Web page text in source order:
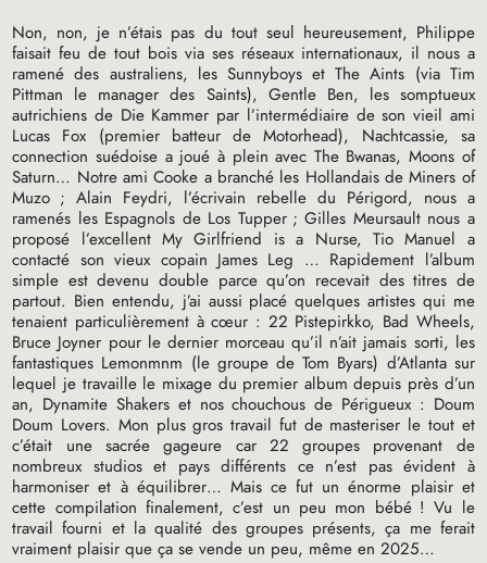
Non, non, je n’étais pas du tout seul heureusement, Philippe
faisait feu de tout bois via ses réseaux internationaux, il nous a
ramené des australiens, les Sunnyboys et The Aints (via Tim
Pittman le manager des Saints), Gentle Ben, les somptueux
autrichiens de Die Kammer par l’intermédiaire de son vieil ami
Lucas Fox (premier batteur de Motorhead), Nachtcassie, sa
connection suédoise a joué à plein avec The Bwanas, Moons of
Saturn… Notre ami Cooke a branché les Hollandais de Miners of
Muzo ; Alain Feydri, l’écrivain rebelle du Périgord, nous a
ramenés les Espagnols de Los Tupper ; Gilles Meursault nous a
proposé l’excellent My Girlfriend is a Nurse, Tio Manuel a
contacté son vieux copain James Leg … Rapidement l’album
simple est devenu double parce qu’on recevait des titres de
partout. Bien entendu, j’ai aussi placé quelques artistes qui me
tenaient particulièrement à cœur : 22 Pistepirkko, Bad Wheels,
Bruce Joyner pour le dernier morceau qu’il n’ait jamais sorti, les
fantastiques Lemonmnm (le groupe de Tom Byars) d’Atlanta sur
lequel je travaille le mixage du premier album depuis près d’un
an, Dynamite Shakers et nos chouchous de Périgueux : Doum
Doum Lovers. Mon plus gros travail fut de masteriser le tout et
c’était une sacrée gageure car 22 groupes provenant de
nombreux studios et pays différents ce n’est pas évident à
harmoniser et à équilibrer… Mais ce fut un énorme plaisir et
cette compilation finalement, c’est un peu mon bébé ! Vu le
travail fourni et la qualité des groupes présents, ça me ferait
vraiment plaisir que ça se vende un peu, même en 2025…